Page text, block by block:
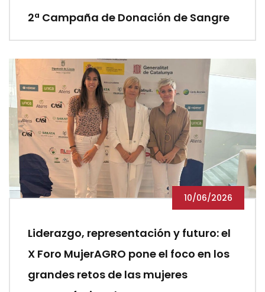
2ª Campaña de Donación de Sangre
10/06/2026
Liderazgo, representación y futuro: el
X Foro MujerAGRO pone el foco en los
grandes retos de las mujeres